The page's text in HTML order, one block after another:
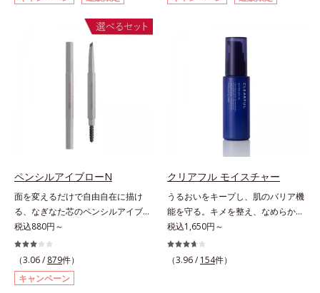
夏祭りは、こちら
ズ。オルビスユー ドットシリーズ
は、年齢による肌悩み一つ一つを対
処するのではなく、肌で起きている
ことの根本原因に着目。加齢ととも
に現れる年齢サインについて研究を
進めたところ、弾力感のない状態で
感のなさ」が、大人の肌印象に大き
な影響を与えていることがわかりま
シリーズは美容成分(*7)として
「G.D.F.アクティベーター(*8)」を
配合。そして、従来から配合してい
る美白(*1)有効成分「トラネキサム
酸」を配合しました。さらに、シリ
ーズ共通の美容成分「GLルートブ
ースター(*9)」を配合することで、
肌のふっくら感や透明感を叶えま
活発になる夜の肌環境に着目して、
(*2)ツヤ肌”へと整える夜用ジェルパ
ックです。ぷるぷるジェルを肌にの
せると、シートマスクのようにピタ
ッと密着。水ハリ膜が肌のうるおい
をキープしながら、やわらかさをア
ップ。美白(*1)と保湿の両方にアプ
SG(*3)」、肌荒れや日焼けによる肌
のほてりを予防する「グリチルリチ
ン酸ジカリウム(*4)」など、たっぷ
りの保湿成分が浸透しやすい肌環境
を叶えます。はじめはピタッと密着
するテクスチャーは、肌になじむご
とにもっちり質感に、最後はなめら
かな水膜へと3変化。普段の保湿液
をこのジェルにおきかえて塗って眠
ペンシルアイブローN
面を変えるだけで自由自在に描け
る、なぎなた芯のペンシルアイブロ
ー。角度を変えるだけで自由自在に
描けるペンシルアイブローです。な
ぎなた芯だから、接地面を変えるだ
けで太い線から細い線まで、テクニ
ックいらずで簡単に。スムースライ
税込880円～
（3.06 / 879件）
キャンペーン
クリアフル モイスチャー
うるおいをキープし、肌のバリア機
能を守る。キメを整え、なめらかな
肌にするニキビ対策保湿液。「ニキ
ビをくり返してしまう」「毛穴目立
ちが気になる」「マスク生活であご
税込1,650円～
（3.96 / 154件）